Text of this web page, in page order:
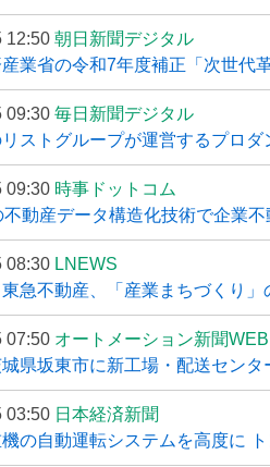
12:50 朝日新聞デジタル
産業省の令和7年度補正「次世代
09:30 毎日新聞デジタル
ストグループが運営するプロダ
09:30 時事ドットコム
動産データ構造化技術で企業
08:30 LNEWS
急不動産、「産業まちづくり」
07:50 オートメーション新聞WEB
県坂東市に新工場・配送センタ
03:50 日本経済新聞
の自動運転システムを高度に